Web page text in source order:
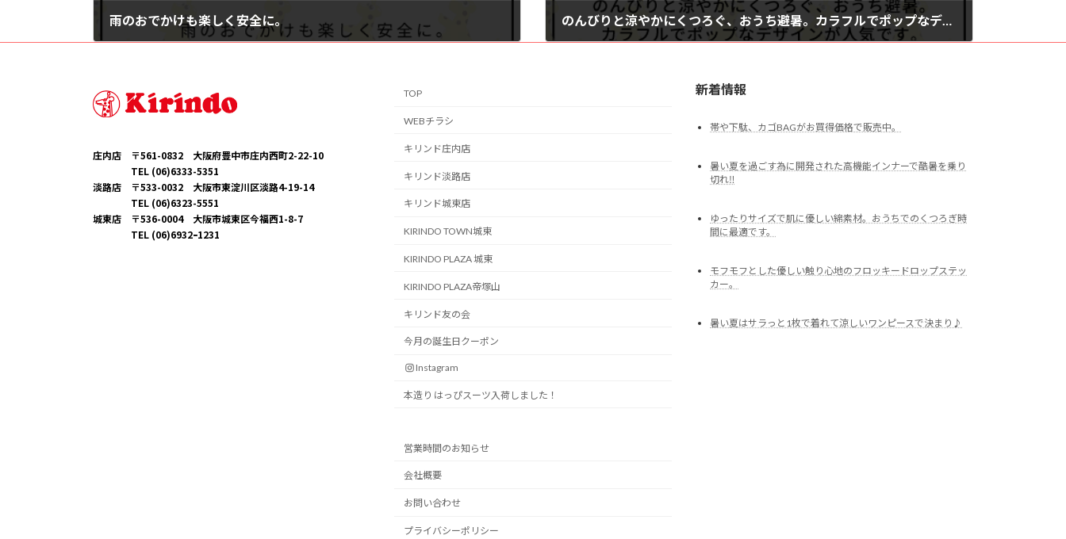
雨のおでかけも楽しく安全に。
庄内店 〒561-0832 大阪府豊中市庄内西町2-22-10
TEL (06)6333-5351
淡路店 〒533-0032 大阪市東淀川区淡路4-19-14
TEL (06)6323-5551
城東店 〒536-0004 大阪市城東区今福西1-8-7
TEL (06)6932ｰ1231
TOP
WEBチラシ
キリンド庄内店
キリンド淡路店
キリンド城東店
KIRINDO TOWN城東
KIRINDO PLAZA 城東
KIRINDO PLAZA帝塚山
キリンド友の会
今月の誕生日クーポン
Instagram
本造り はっぴスーツ入荷しました！
営業時間のお知らせ
会社概要
お問い合わせ
プライバシーポリシー
新着情報
帯や下駄、カゴBAGがお買得価格で販売中。
暑い夏を過ごす為に開発された高機能インナーで酷暑を乗り
切れ‼
ゆったりサイズで肌に優しい綿素材。おうちでのくつろぎ時
間に最適です。
モフモフとした優しい触り心地のフロッキードロップステッ
カー。
暑い夏はサラっと1枚で着れて涼しいワンピースで決まり♪